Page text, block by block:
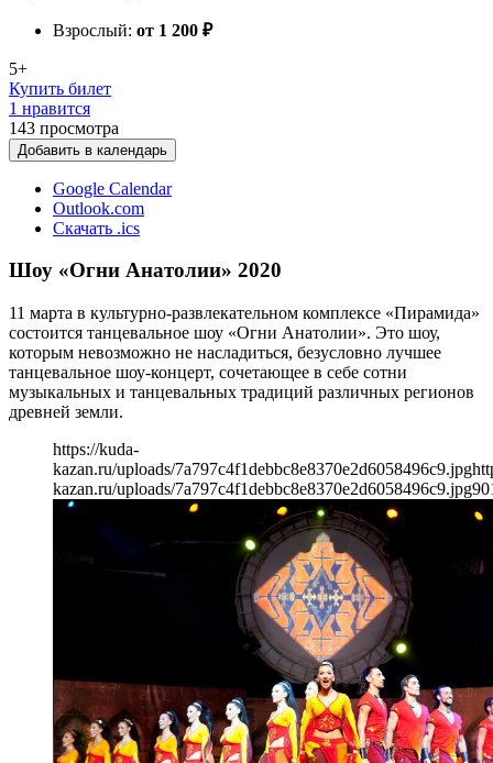
Взрослый: от 1 200 ₽
5+
Купить билет
1 нравится
143 просмотра
Добавить в календарь
Google Calendar
Outlook.com
Скачать .ics
Шоу «Огни Анатолии» 2020
11 марта в культурно-развлекательном комплексе «Пирамида»
состоится танцевальное шоу «Огни Анатолии». Это шоу,
которым невозможно не насладиться, безусловно лучшее
танцевальное шоу-концерт, сочетающее в себе сотни
музыкальных и танцевальных традиций различных регионов
древней земли.
https://kuda-
kazan.ru/uploads/7a797c4f1debbc8e8370e2d6058496c9.jpg
kazan.ru/uploads/7a797c4f1debbc8e8370e2d6058496c9.jpg